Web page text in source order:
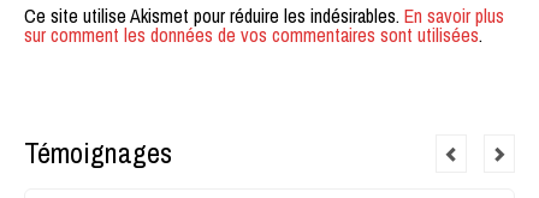
Ce site utilise Akismet pour réduire les indésirables.En savoir plus
sur comment les données de vos commentaires sont utilisées.
Témoignages